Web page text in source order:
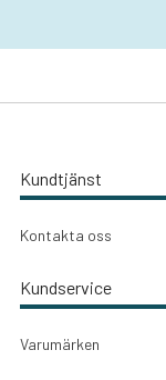
Kundtjänst
Kontakta oss
Kundservice
Varumärken